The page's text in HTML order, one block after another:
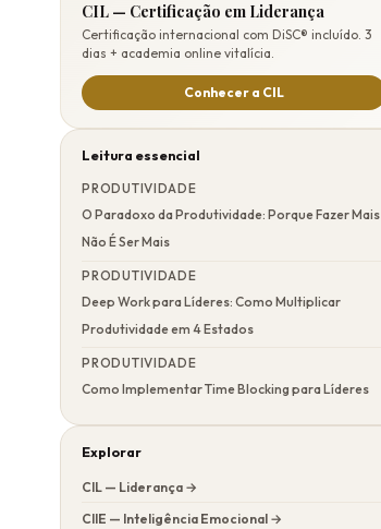
CIL — Certificação em Liderança
Certificação internacional com DiSC® incluído. 3
dias + academia online vitalícia.
Conhecer a CIL
Leitura essencial
PRODUTIVIDADE
O Paradoxo da Produtividade: Porque Fazer Mais
Não É Ser Mais
PRODUTIVIDADE
Deep Work para Líderes: Como Multiplicar
Produtividade em 4 Estados
PRODUTIVIDADE
Como Implementar Time Blocking para Líderes
Explorar
CIL — Liderança →
CIIE — Inteligência Emocional →